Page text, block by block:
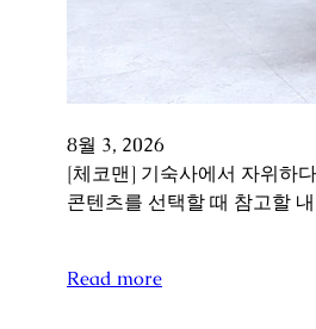
8월 3, 2026
[체코맨] 기숙사에서 자위하
콘텐츠를 선택할 때 참고할
Read more